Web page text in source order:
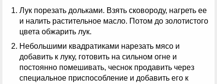
Лук порезать дольками. Взять сковороду, нагреть ее
и налить растительное масло. Потом до золотистого
цвета обжарить лук.
Небольшими квадратиками нарезать мясо и
добавить к луку, готовить на сильном огне и
постоянно помешивать, чеснок продавить через
специальное приспособление и добавить его к